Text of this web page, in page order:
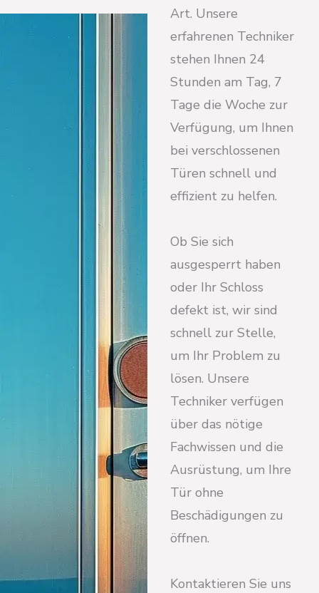
Art. Unsere
erfahrenen Techniker
stehen Ihnen 24
Stunden am Tag, 7
Tage die Woche zur
Verfügung, um Ihnen
bei verschlossenen
Türen schnell und
effizient zu helfen.
Ob Sie sich
ausgesperrt haben
oder Ihr Schloss
defekt ist, wir sind
schnell zur Stelle,
um Ihr Problem zu
lösen. Unsere
Techniker verfügen
über das nötige
Fachwissen und die
Ausrüstung, um Ihre
Tür ohne
Beschädigungen zu
öffnen.
Kontaktieren Sie uns